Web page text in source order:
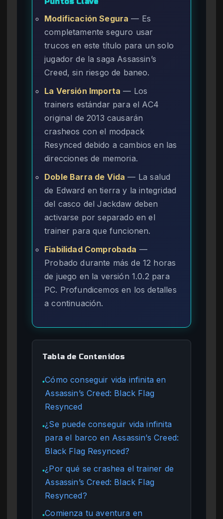
Modificación Segura — Es
completamente seguro usar
trucos en este título para un solo
jugador de la saga Assassin’s
Creed, sin riesgo de baneo.
La Versión Importa — Los
trainers estándar para el AC4
original de 2013 causarán
crasheos con el modpack
Resynced debido a cambios en las
direcciones de memoria.
Doble Barra de Vida — La salud
de Edward en tierra y la integridad
del casco del Jackdaw deben
activarse por separado en el
trainer para que funcionen.
Fiabilidad Comprobada —
Probado durante más de 12 horas
de juego en la versión 1.0.2 para
PC. Profundicemos en los detalles
a continuación.
Tabla de Contenidos
●Cómo conseguir vida infinita en
Assassin’s Creed: Black Flag
Resynced
●¿Se puede conseguir vida infinita
para el barco en Assassin’s Creed:
Black Flag Resynced?
●¿Por qué se crashea el trainer de
Assassin’s Creed: Black Flag
Resynced?
●Comienza tu aventura en